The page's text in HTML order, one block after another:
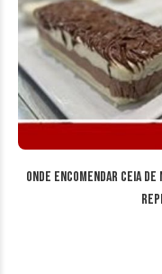
Onde encomendar ceia